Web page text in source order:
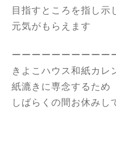
目指すところを指し示
元気がもらえます
ーーーーーーーーーー
きよこハウス和紙カ
紙漉きに専念するため
しばらくの間お休みし